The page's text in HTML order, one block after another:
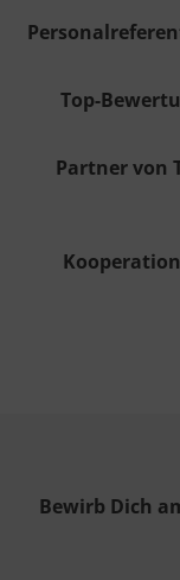
Top-
Partner von
Bewirb Dich